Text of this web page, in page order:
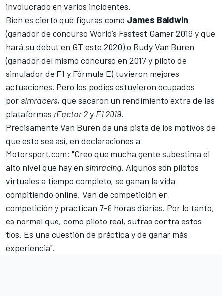
involucrado en varios incidentes.
Bien es cierto que figuras como James Baldwin
(ganador de concurso World’s Fastest Gamer 2019 y que
hará su debut en GT este 2020) o Rudy Van Buren
(ganador del mismo concurso en 2017 y piloto de
simulador de F1 y Fórmula E) tuvieron mejores
actuaciones. Pero los podios estuvieron ocupados
por simracers, que sacaron un rendimiento extra de las
plataformas rFactor 2y F1 2019.
Precisamente Van Buren da una pista de los motivos de
que esto sea así, en declaraciones a
Motorsport.com: "Creo que mucha gente subestima el
alto nivel que hay en simracing. Algunos son pilotos
virtuales a tiempo completo, se ganan la vida
compitiendo online. Van de competición en
competición y practican 7-8 horas diarias. Por lo tanto,
es normal que, como piloto real, sufras contra estos
tíos. Es una cuestión de práctica y de ganar más
experiencia".